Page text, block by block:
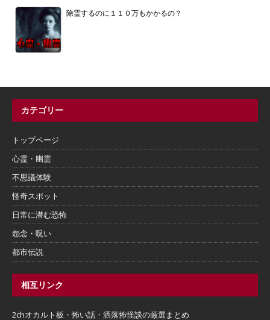
除霊するのに１１０万もかかるの？
カテゴリー
トップページ
心霊・幽霊
不思議体験
怪奇スポット
日常に潜む恐怖
怨念・呪い
都市伝説
相互リンク
2chオカルト板・怖い話・洒落怖怪談の厳選まとめ